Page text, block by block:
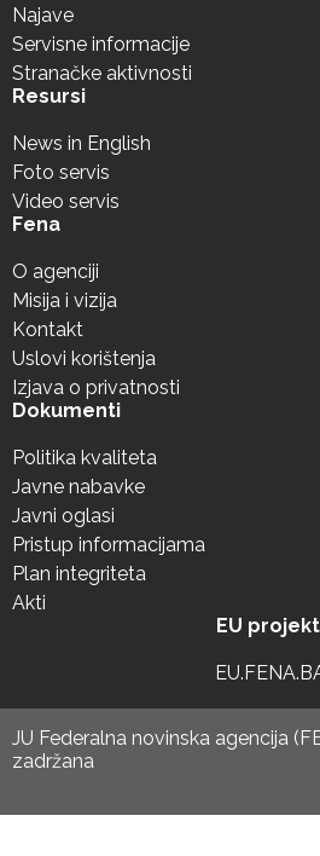
Najave
Servisne informacije
Stranačke aktivnosti
Resursi
News in English
Foto servis
Video servis
Fena
O agenciji
Misija i vizija
Kontakt
Uslovi korištenja
Izjava o privatnosti
Dokumenti
Politika kvaliteta
Javne nabavke
Javni oglasi
Pristup informacijama
Plan integriteta
Akti
EU
JU Federalna novinska agencija
zadržana